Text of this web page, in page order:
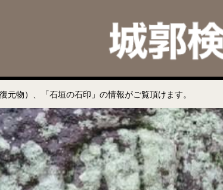
物）、「石垣の石印」の情報がご覧頂けます。